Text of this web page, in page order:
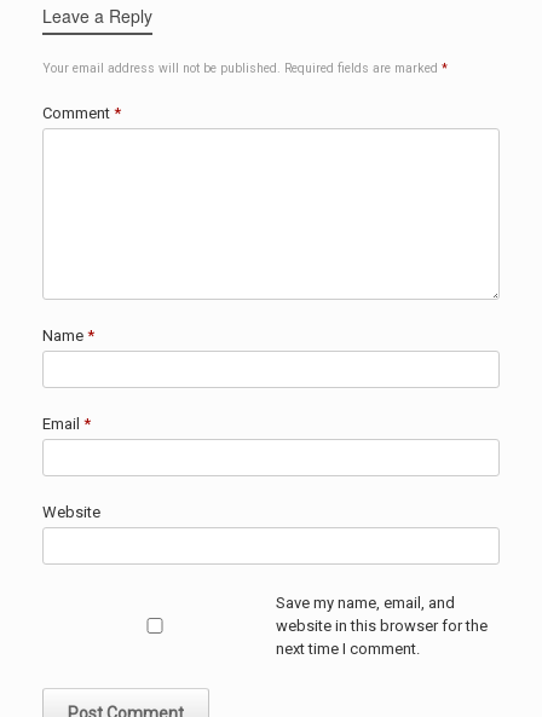
Leave a Reply
Your email address will not be published. Required fields are marked *
Comment *
Name *
Email *
Website
Save my name, email, and
website in this browser for the
next time I comment.